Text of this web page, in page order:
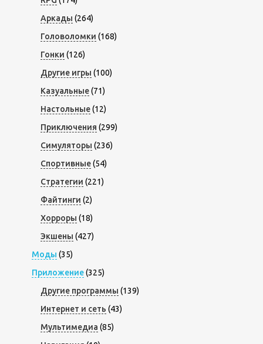
Аркады (264)
Головоломки (168)
Гонки (126)
Другие игры (100)
Казуальные(71)
Настольные(12)
Приключения (299)
Симуляторы (236)
Спортивные(54)
Стратегии (221)
Файтинги (2)
Хорроры (18)
Экшены (427)
Моды (35)
Приложение(325)
Другие программы (139)
Интернет и сеть (43)
Мультимедиа (85)